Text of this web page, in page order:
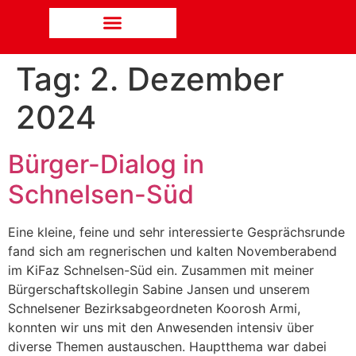
Tag: 2. Dezember
2024
Bürger-Dialog in
Schnelsen-Süd
Eine kleine, feine und sehr interessierte Gesprächsrunde
fand sich am regnerischen und kalten Novemberabend
im KiFaz Schnelsen-Süd ein. Zusammen mit meiner
Bürgerschaftskollegin Sabine Jansen und unserem
Schnelsener Bezirksabgeordneten Koorosh Armi,
konnten wir uns mit den Anwesenden intensiv über
diverse Themen austauschen. Hauptthema war dabei